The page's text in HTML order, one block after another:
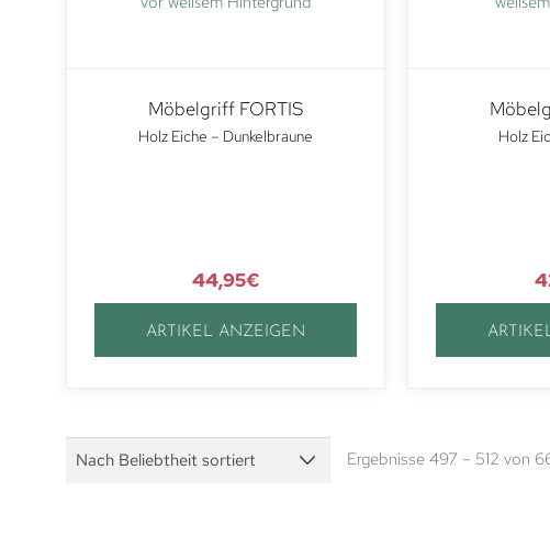
Möbelgriff FORTIS
Holz Eiche – Dunkelbraune
44,95€
ARTIKEL ANZEIGEN
Holz
Ergebnisse 497 – 512 von